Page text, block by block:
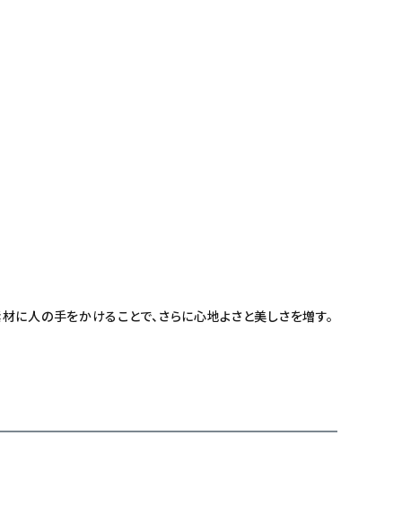
人の手をかけることで、さらに心地よさと美しさを増す。